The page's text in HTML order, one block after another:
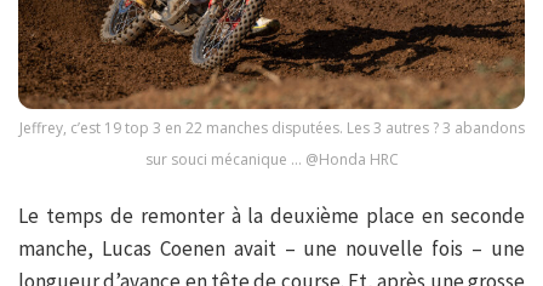
Jeffrey, c’est 19 top 3 en 22 manches disputées. Les 3 autres ? 3 abandons
sur souci mécanique … @Honda HRC
Le temps de remonter à la deuxième place en seconde
manche, Lucas Coenen avait – une nouvelle fois – une